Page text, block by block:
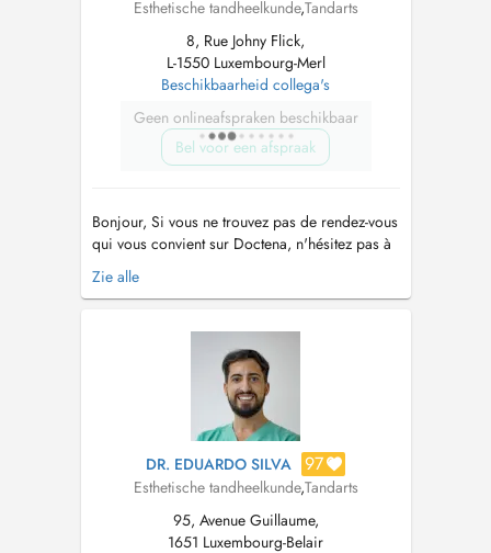
Esthetische tandheelkunde,Tandarts
8, Rue Johny Flick,
L-1550 Luxembourg-Merl
Beschikbaarheid collega's
Geen onlineafspraken beschikbaar
Bel voor een afspraak
Bonjour, Si vous ne trouvez pas de rendez-vous
qui vous convient sur Doctena, n'hésitez pas à
nous appeler directement au cabinet +352 286
6500. Hello, If you do not find an appointment
us directly at the +352 286 6500. Extractions
Zie alle
DR. EDUARDO SILVA 97
Esthetische tandheelkunde,Tandarts
95, Avenue Guillaume,
1651 Luxembourg-Belair